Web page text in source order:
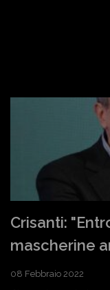
Crisanti:
mascherine
08 Febbraio 2022